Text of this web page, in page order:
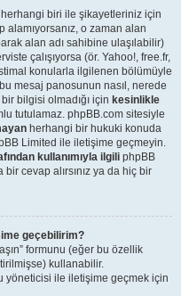
herhangi biri ile şikayetleriniz için
o zaman alan
alan adı sahibine ulaşılabilir)
çalışıyorsa (ör. Yahoo!, free.fr,
konularla ilgilenen bölümüyle
mesaj panosunun nasıl, nerede
bilgisi olmadığı için kesinlikle
tutulamaz. phpBB.com sitesiyle
herhangi bir hukuki konuda
Limited ile iletişime geçmeyin.
kullanımıyla ilgili phpBB
cevap alırsınız ya da hiç bir
geçebilirim?
formunu (eğer bu özellik
kullanabilir.
yöneticisi ile iletişime geçmek için